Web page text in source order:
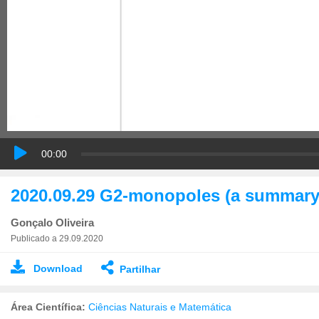
00:00
2020.09.29 G2-monopoles (a
Gonçalo Oliveira
Publicado a 29.09.2020
Download Partilhar
Área Científica: Ciências Naturais e Matemática